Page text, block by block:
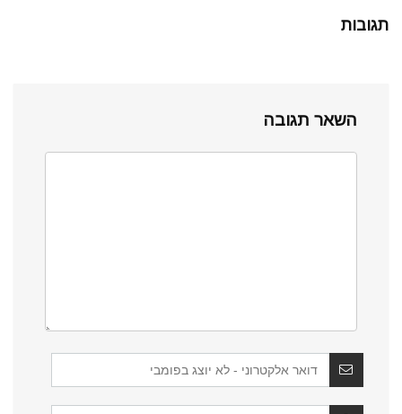
תגובות
השאר תגובה